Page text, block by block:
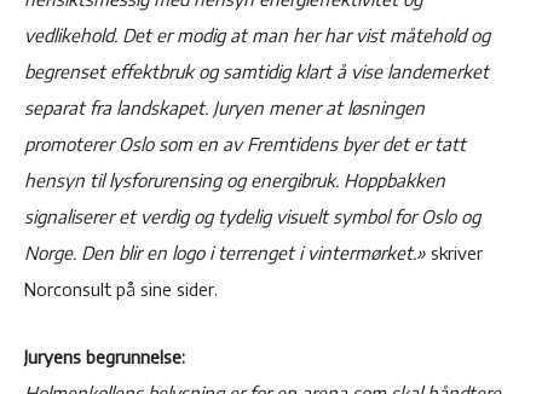
vedlikehold. Det er modig at man her har vist måtehold og
begrenset effektbruk og samtidig klart å vise landemerket
separat fra landskapet. Juryen mener at løsningen
promoterer Oslo som en av Fremtidens byer det er tatt
hensyn til lysforurensing og energibruk. Hoppbakken
signaliserer et verdig og tydelig visuelt symbol for Oslo og
Norge. Den blir en logo i terrenget i vintermørket.» skriver
Norconsult på sine sider.
Juryens begrunnelse: